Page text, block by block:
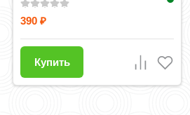
390₽
Купить